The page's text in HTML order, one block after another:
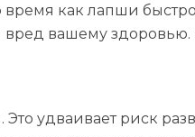
время как лапши
вред вашему
удваивает риск